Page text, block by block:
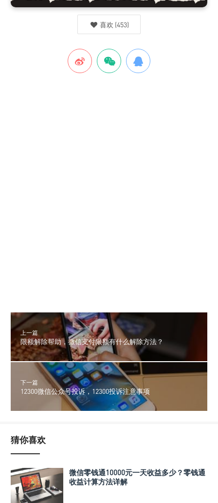
喜欢 (453)
上一篇
限额解除帮助，微信支付限额有什么解除方法？
下一篇
12300微信公众号投诉，12300投诉注意事项
猜你喜欢
微信零钱通10000元一天收益多少？零钱通
收益计算方法详解